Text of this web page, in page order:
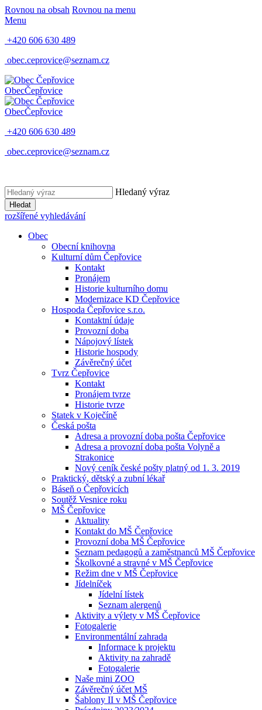
Rovnou na obsah Rovnou na menu
Menu
+420 606 630 489
obec.ceprovice@seznam.cz
ObecČepřovice
ObecČepřovice
+420 606 630 489
obec.ceprovice@seznam.cz
Hledaný výraz
Hledat
rozšířené vyhledávání
Obec
Obecní knihovna
Kulturní dům Čepřovice
Kontakt
Pronájem
Historie kulturního domu
Modernizace KD Čepřovice
Hospoda Čepřovice s.r.o.
Kontaktní údaje
Provozní doba
Nápojový lístek
Historie hospody
Závěrečný účet
Tvrz Čepřovice
Kontakt
Pronájem tvrze
Historie tvrze
Statek v Koječíně
Česká pošta
Adresa a provozní doba pošta Čepřovice
Adresa a provozní doba pošta Volyně a
Strakonice
Nový ceník české pošty platný od 1. 3. 2019
Praktický, dětský a zubní lékař
Báseň o Čepřovicích
Soutěž Vesnice roku
MŠ Čepřovice
Aktuality
Kontakt do MŠ Čepřovice
Provozní doba MŠ Čepřovice
Seznam pedagogů a zaměstnanců MŠ Čepřovice
Školkovné a stravné v MŠ Čepřovice
Režim dne v MŠ Čepřovice
Jídelníček
Jídelní lístek
Seznam alergenů
Aktivity a výlety v MŠ Čepřovice
Fotogalerie
Environmentální zahrada
Informace k projektu
Aktivity na zahradě
Fotogalerie
Naše mini ZOO
Závěrečný účet MŠ
Šablony II v MŠ Čepřovice